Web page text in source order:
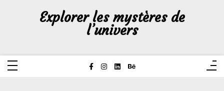
Explorer les mystères de
l’univers